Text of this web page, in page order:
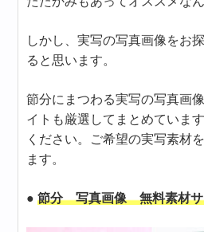
しかし、実写の写真画像をお
ると思います。
節分にまつわる実写の写真画
イトも厳選してまとめていま
ください。ご希望の実写素材
ます。
●節分 写真画像 無料素材サ